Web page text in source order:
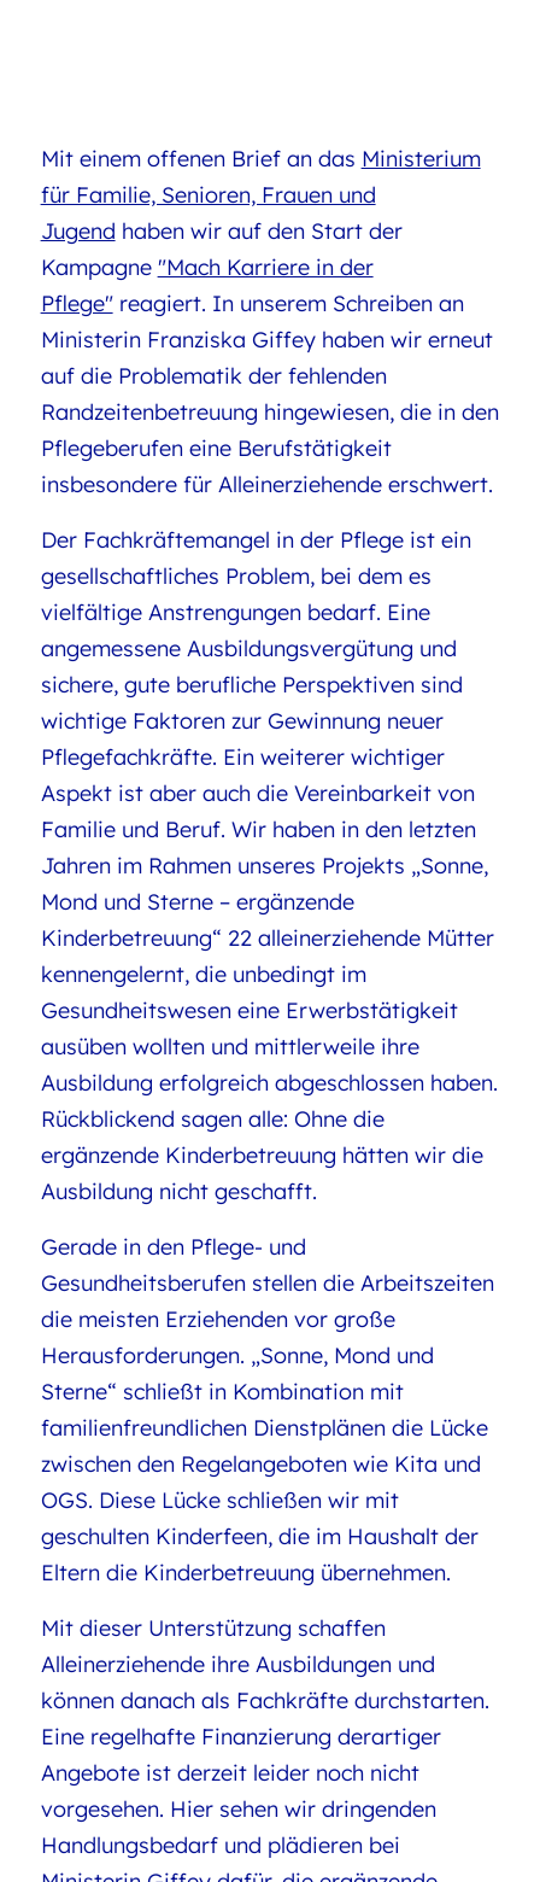
Mit einem offenen Brief an das Ministerium
für Familie, Senioren, Frauen und
Jugend haben wir auf den Start der
Kampagne "Mach Karriere in der
Pflege"reagiert. In unserem Schreiben an
Ministerin Franziska Giffey haben wir erneut
auf die Problematik der fehlenden
Randzeitenbetreuung hingewiesen, die in den
Pflegeberufen eine Berufstätigkeit
insbesondere für Alleinerziehende erschwert.
Der Fachkräftemangel in der Pflege ist ein
gesellschaftliches Problem, bei dem es
vielfältige Anstrengungen bedarf. Eine
angemessene Ausbildungsvergütung und
sichere, gute berufliche Perspektiven sind
wichtige Faktoren zur Gewinnung neuer
Pflegefachkräfte. Ein weiterer wichtiger
Aspekt ist aber auch die Vereinbarkeit von
Familie und Beruf. Wir haben in den letzten
Jahren im Rahmen unseres Projekts „Sonne,
Mond und Sterne – ergänzende
Kinderbetreuung“ 22 alleinerziehende Mütter
kennengelernt, die unbedingt im
Gesundheitswesen eine Erwerbstätigkeit
ausüben wollten und mittlerweile ihre
Ausbildung erfolgreich abgeschlossen haben.
Rückblickend sagen alle: Ohne die
ergänzende Kinderbetreuung hätten wir die
Ausbildung nicht geschafft.
Gerade in den Pflege- und
Gesundheitsberufen stellen die Arbeitszeiten
die meisten Erziehenden vor große
Herausforderungen. „Sonne, Mond und
Sterne“ schließt in Kombination mit
familienfreundlichen Dienstplänen die Lücke
zwischen den Regelangeboten wie Kita und
OGS. Diese Lücke schließen wir mit
geschulten Kinderfeen, die im Haushalt der
Eltern die Kinderbetreuung übernehmen.
Mit dieser Unterstützung schaffen
Alleinerziehende ihre Ausbildungen und
können danach als Fachkräfte durchstarten.
Eine regelhafte Finanzierung derartiger
Angebote ist derzeit leider noch nicht
vorgesehen. Hier sehen wir dringenden
Handlungsbedarf und plädieren bei